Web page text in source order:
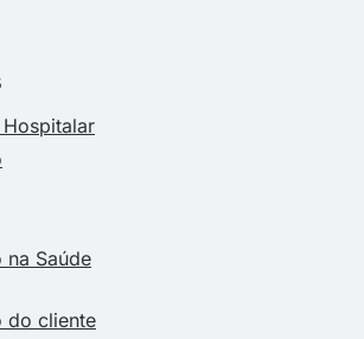
na Saúde
do cliente